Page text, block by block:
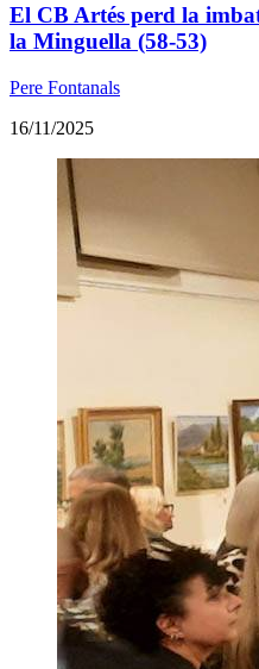
El CB Artés perd la
la Minguella (58-53)
Pere Fontanals
16/11/2025